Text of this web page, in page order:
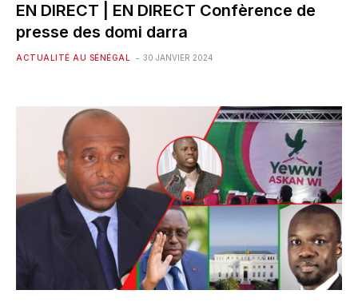
EN DIRECT | EN DIRECT Confèrence de
presse des domi darra
ACTUALITÉ AU SÉNÉGAL 30 JANVIER 2024